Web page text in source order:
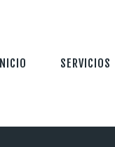
INICIO SERVICIOS